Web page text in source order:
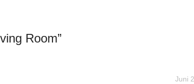
Room”
Juni